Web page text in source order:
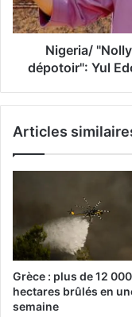
Nigeria/
dépotoir": Yul
Articles
Grèce : plus de 12 000
hectares brûlés en
semaine